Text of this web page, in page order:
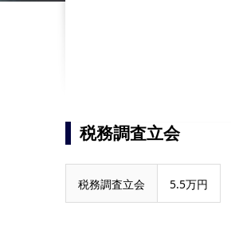
税務調査立会
税務調査立会 5.5万円